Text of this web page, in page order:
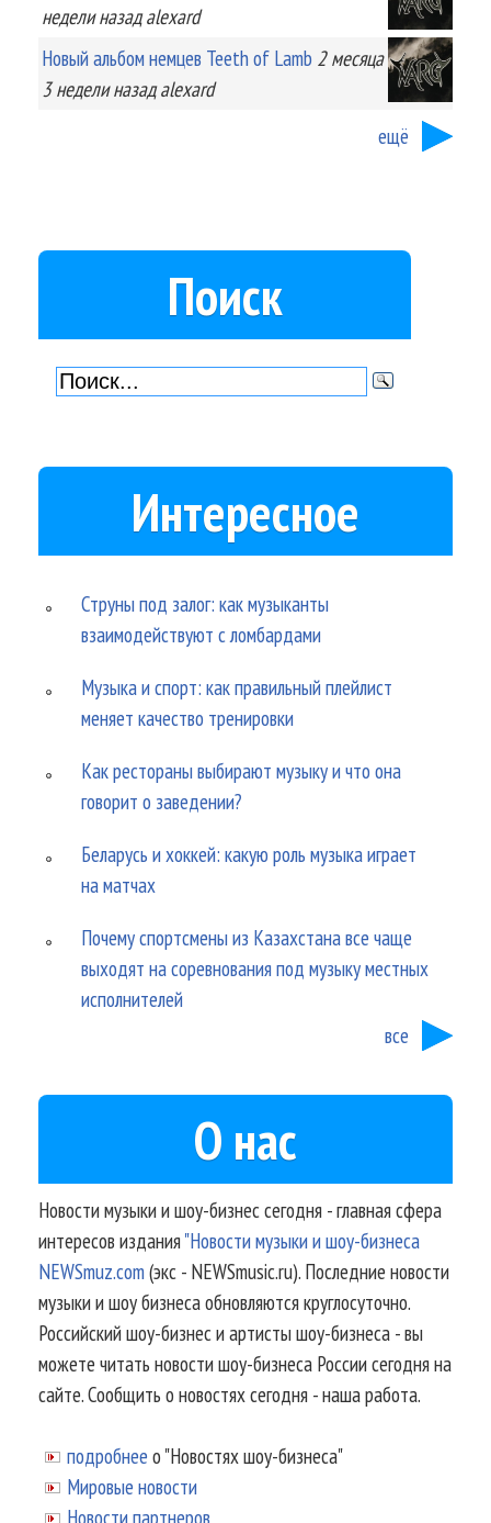
неделиназад alexard
Новый альбом немцев Teeth of Lamb 2 месяца
3 неделиназад alexard
ещё
Поиск
Интересное
Струны под залог: как музыканты
взаимодействуют с ломбардами
Музыка и спорт: как правильный плейлист
меняет качество тренировки
Как рестораны выбирают музыку и что она
говорит о заведении?
Беларусь и хоккей: какую роль музыка играет
на матчах
Почему спортсмены из Казахстана все чаще
выходят на соревнования под музыку местных
исполнителей
все
О нас
Новости музыки и шоу-бизнес сегодня - главная сфера
интересов издания"Новости музыки и шоу-бизнеса
NEWSmuz.com(экс - NEWSmusic.ru). Последние новости
музыки и шоу бизнеса обновляются круглосуточно.
Российский шоу-бизнес и артисты шоу-бизнеса - вы
можете читать новости шоу-бизнеса России сегодня на
сайте. Сообщить о новостях сегодня - наша работа.
подробнее о "Новостях шоу-бизнеса"
Мировые новости
Новости партнеров